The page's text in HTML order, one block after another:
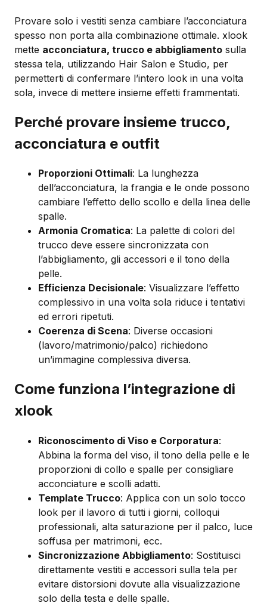
Provare solo i vestiti senza cambiare l’acconciatura
spesso non porta alla combinazione ottimale. xlook
mette acconciatura, trucco e abbigliamento sulla
stessa tela, utilizzando Hair Salon e Studio, per
permetterti di confermare l’intero look in una volta
sola, invece di mettere insieme effetti frammentati.
Perché provare insieme trucco,
acconciatura e outfit
Proporzioni Ottimali: La lunghezza
dell’acconciatura, la frangia e le onde possono
cambiare l’effetto dello scollo e della linea delle
spalle.
Armonia Cromatica: La palette di colori del
trucco deve essere sincronizzata con
l’abbigliamento, gli accessori e il tono della
pelle.
Efficienza Decisionale: Visualizzare l’effetto
complessivo in una volta sola riduce i tentativi
ed errori ripetuti.
Coerenza di Scena: Diverse occasioni
(lavoro/matrimonio/palco) richiedono
un’immagine complessiva diversa.
Come funziona l’integrazione di
xlook
Riconoscimento di Viso e Corporatura:
Abbina la forma del viso, il tono della pelle e le
proporzioni di collo e spalle per consigliare
acconciature e scolli adatti.
Template Trucco: Applica con un solo tocco
look per il lavoro di tutti i giorni, colloqui
professionali, alta saturazione per il palco, luce
soffusa per matrimoni, ecc.
Sincronizzazione Abbigliamento: Sostituisci
direttamente vestiti e accessori sulla tela per
evitare distorsioni dovute alla visualizzazione
solo della testa e delle spalle.